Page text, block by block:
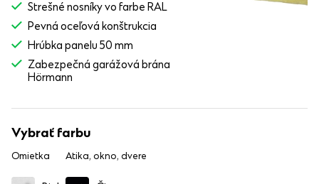
Strešné nosníky vo farbe RAL
Pevná oceľová konštrukcia
Hrúbka panelu 50 mm
Zabezpečná garážová brána
Hörmann
Vybrať farbu
Omietka Atika, okno, dvere